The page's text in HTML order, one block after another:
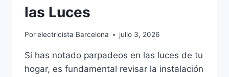
las Luces
Porelectricista Barcelona julio 3, 2026
Si has notado parpadeos en las luces de tu
hogar, es fundamental revisar la instalación